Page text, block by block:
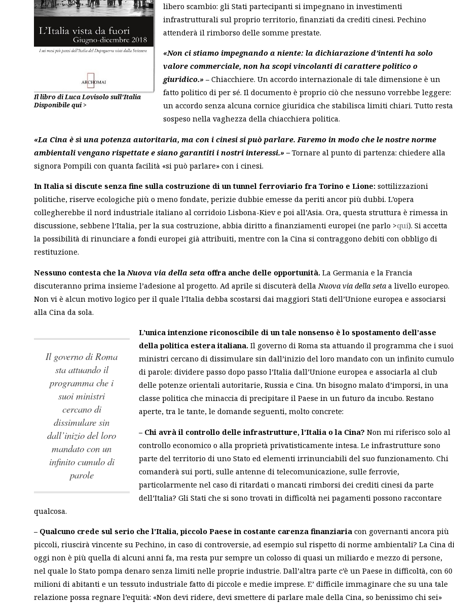
Il libro di Luca Lovisolo sull’Italia
Disponibile qui >
libero scambio: gli Stati partecipanti si impegnano in investimenti
infrastrutturali sul proprio territorio, finanziati da crediti cinesi. Pechino
attenderà il rimborso delle somme prestate.
«Non ci stiamo impegnando a niente: la dichiarazione d’intenti ha solo
valore commerciale, non ha scopi vincolanti di carattere politico o
giuridico.» –Chiacchiere. Un accordo internazionale di tale dimensione è un
fatto politico di per sé. Il documento è proprio ciò che nessuno vorrebbe leggere:
un accordo senza alcuna cornice giuridica che stabilisca limiti chiari. Tutto resta
sospeso nella vaghezza della chiacchiera politica.
«La Cina è sì una potenza autoritaria, ma con i cinesi si può parlare. Faremo in modo che le nostre norme
ambientali vengano rispettate e siano garantiti i nostri interessi.» –Tornare al punto di partenza: chiedere alla
signora Pompili con quanta facilità «si può parlare» con i cinesi.
In Italia si discute senza fine sulla costruzione di un tunnel ferroviario fra Torino e Lione: sottilizzazioni
politiche, riserve ecologiche più o meno fondate, perizie dubbie emesse da periti ancor più dubbi. L’opera
collegherebbe il nord industriale italiano al corridoio Lisbona-Kiev e poi all’Asia. Ora, questa struttura è rimessa in
discussione, sebbene l‘Italia, per la sua costruzione, abbia diritto a finanziamenti europei (ne parlo >qui). Si accetta
la possibilità di rinunciare a fondi europei già attribuiti, mentre con la Cina si contraggono debiti con obbligo di
restituzione.
Nessuno contesta che la Nuova via della seta offra anche delle opportunità. La Germania e la Francia
discuteranno prima insieme l’adesione al progetto. Ad aprile si discuterà della Nuova via della seta a livello europeo.
Non vi è alcun motivo logico per il quale l’Italia debba scostarsi dai maggiori Stati dell’Unione europea e associarsi
alla Cina da sola.
Il governo di Roma
sta attuando il
programma che i
suoi ministri
cercano di
dissimulare sin
dall’inizio del loro
mandato con un
infinito cumulo di
parole
L’unica intenzione riconoscibile di un tale nonsenso è lo spostamento dell’asse
della politica estera italiana. Il governo di Roma sta attuando il programma che i suoi
ministri cercano di dissimulare sin dall’inizio del loro mandato con un infinito cumulo
di parole: dividere passo dopo passo l’Italia dall’Unione europea e associarla al club
delle potenze orientali autoritarie, Russia e Cina. Un bisogno malato d’imporsi, in una
classe politica che minaccia di precipitare il Paese in un futuro da incubo. Restano
aperte, tra le tante, le domande seguenti, molto concrete:
– Chi avrà il controllo delle infrastrutture, l’Italia o la Cina? Non mi riferisco solo al
controllo economico o alla proprietà privatisticamente intesa. Le infrastrutture sono
parte del territorio di uno Stato ed elementi irrinunciabili del suo funzionamento. Chi
comanderà sui porti, sulle antenne di telecomunicazione, sulle ferrovie,
particolarmente nel caso di ritardati o mancati rimborsi dei crediti cinesi da parte
dell’Italia? Gli Stati che si sono trovati in difficoltà nei pagamenti possono raccontare
qualcosa.
– Qualcuno crede sul serio che l’Italia, piccolo Paese in costante carenza finanziaria con governanti ancora più
piccoli, riuscirà vincente su Pechino, in caso di controversie, ad esempio sul rispetto di norme ambientali? La Cina
oggi non è più quella di alcuni anni fa, ma resta pur sempre un colosso di quasi un miliardo e mezzo di persone,
nel quale lo Stato pompa denaro senza limiti nelle proprie industrie. Dall’altra parte c’è un Paese in difficoltà, con 60
milioni di abitanti e un tessuto industriale fatto di piccole e medie imprese. E’ difficile immaginare che su una tale
relazione possa regnare l’equità: «Non devi ridere, devi smettere di parlare male della Cina, so benissimo chi sei»